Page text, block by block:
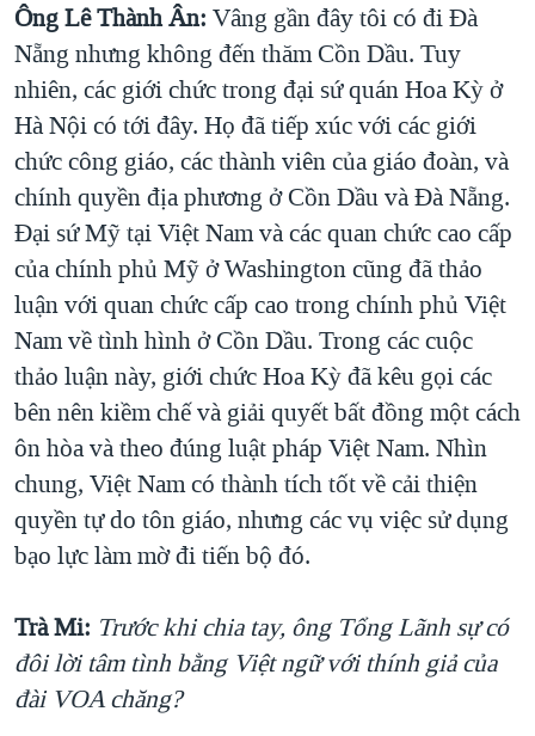
Ông Lê Thành Ân: Vâng gần đây tôi có đi Đà
Nẵng nhưng không đến thăm Cồn Dầu. Tuy
nhiên, các giới chức trong đại sứ quán Hoa Kỳ ở
Hà Nội có tới đây. Họ đã tiếp xúc với các giới
chức công giáo, các thành viên của giáo đoàn, và
chính quyền địa phương ở Cồn Dầu và Đà Nẵng.
Đại sứ Mỹ tại Việt Nam và các quan chức cao cấp
của chính phủ Mỹ ở Washington cũng đã thảo
luận với quan chức cấp cao trong chính phủ Việt
Nam về tình hình ở Cồn Dầu. Trong các cuộc
thảo luận này, giới chức Hoa Kỳ đã kêu gọi các
bên nên kiềm chế và giải quyết bất đồng một cách
ôn hòa và theo đúng luật pháp Việt Nam. Nhìn
chung, Việt Nam có thành tích tốt về cải thiện
quyền tự do tôn giáo, nhưng các vụ việc sử dụng
bạo lực làm mờ đi tiến bộ đó.
Trà Mi: Trước khi chia tay, ông Tổng Lãnh sự có
đôi lời tâm tình bằng Việt ngữ với thính giả của
đài VOA chăng?